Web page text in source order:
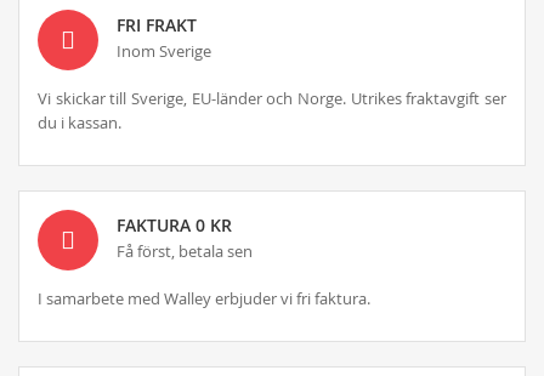
FRI FRAKT
Inom Sverige
Vi skickar till Sverige, EU-länder och Norge. Utrikes fraktavgift ser
du i kassan.
FAKTURA 0 KR
Få först, betala sen
I samarbete med Walley erbjuder vi fri faktura.